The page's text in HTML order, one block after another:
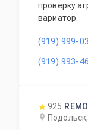
проверку
вариатор.
(919) 999-
(919) 993-
925